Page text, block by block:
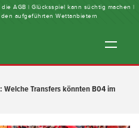
AGB | Glücksspiel kann süchtig machen |
aufgeführten Wettanbietern
Welche Transfers könnten B04 im